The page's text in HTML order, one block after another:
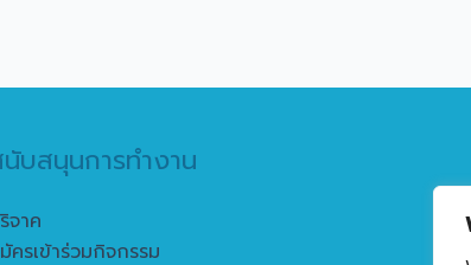
บสนุนการทำงาน
จาค
ครเข้าร่วมกิจกรรม